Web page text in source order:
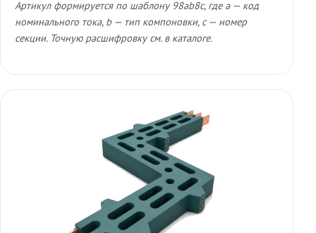
Артикул формируется по шаблону 98ab8c, где a — код
номинального тока, b — тип компоновки, c — номер
секции. Точную расшифровку см. в каталоге.